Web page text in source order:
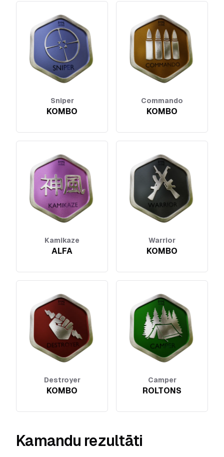
Sniper
KOMBO
Commando
KOMBO
Kamikaze
ALFA
Warrior
KOMBO
Destroyer
KOMBO
Camper
ROLTONS
Kamandu rezultāti